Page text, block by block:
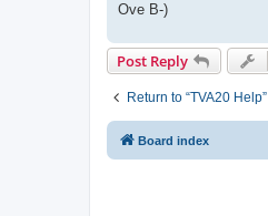
Ove B-)
Post Reply
Return to “TVA20 Help”
Board index